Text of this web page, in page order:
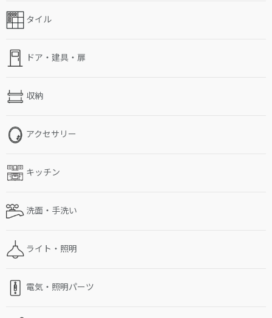
タイル
ドア・建具・扉
収納
アクセサリー
キッチン
洗面・手洗い
ライト・照明
電気・照明パーツ